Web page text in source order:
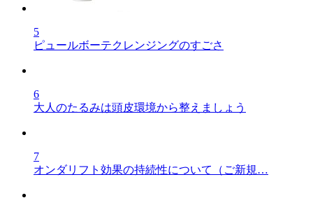
5
ピュールボーテクレンジングのすごさ
6
大人のたるみは頭皮環境から整えましょう
7
オンダリフト効果の持続性について（ご新規…